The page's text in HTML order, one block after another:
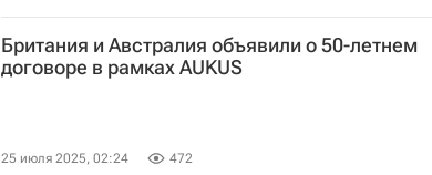
Британия и Австралия объявили о 50-летнем
договоре в рамках AUKUS
25 июля 2025, 02:24 472